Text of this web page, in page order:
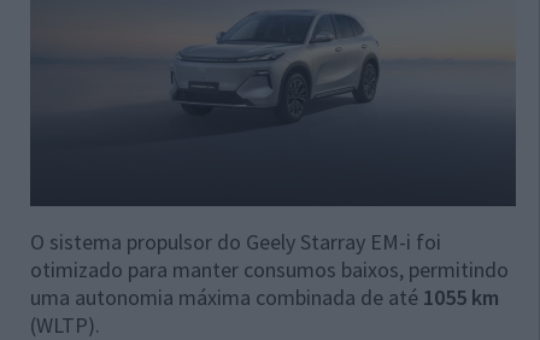
O sistema propulsor do Geely Starray EM-i foi
otimizado para manter consumos baixos, permitindo
uma autonomia máxima combinada de até 1055 km
(WLTP).